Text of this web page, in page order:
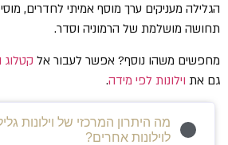
הגלילה מעניקים ערך מוסף אמיתי לחדרים,
תחושה מושלמת של הרמוניה וסדר.
מחפשים משהו נוסף? אפשר לעבור אל קטלוג
גם את וילונות לפי מידה.
מה היתרון המרכזי של וילונות
לוילונות אחרים?